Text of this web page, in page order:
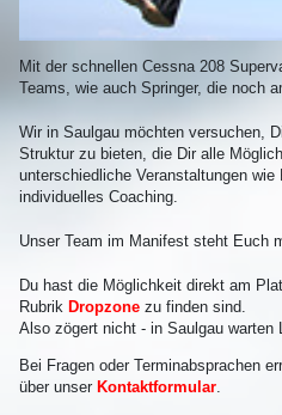
Mit der schnellen Cessna 208
Teams, wie auch Springer, die noch
Wir in Saulgau möchten versuchen,
Struktur zu bieten, die Dir alle
unterschiedliche Veranstaltungen
individuelles Coaching.
Unser Team im Manifest steht Euch
Du hast die Möglichkeit direkt am
Rubrik Dropzone zu finden sind.
Also zögert nicht - in Saulgau warten
Bei Fragen oder Terminabsprachen
über unser Kontaktformular